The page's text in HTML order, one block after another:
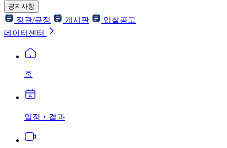
공지사항
정관/규정 게시판
입찰공고
데이터센터
홈
일정‧결과